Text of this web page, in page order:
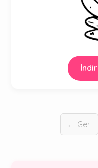
İndir
← Geri